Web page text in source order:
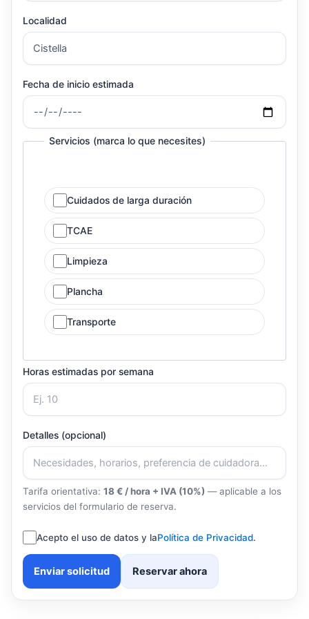
Localidad
Fecha de inicio estimada
Servicios (marca lo que necesites)
Cuidados de larga duración
TCAE
Limpieza
Plancha
Transporte
Horas estimadas por semana
Detalles (opcional)
Tarifa orientativa: 18 € / hora + IVA (10%) — aplicable a los
servicios del formulario de reserva.
Acepto el uso de datos y laPolítica de Privacidad.
Enviar solicitud Reservar ahora